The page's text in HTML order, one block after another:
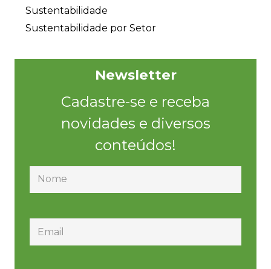
Sustentabilidade
Sustentabilidade por Setor
Newsletter
Cadastre-se e receba
novidades e diversos
conteúdos!